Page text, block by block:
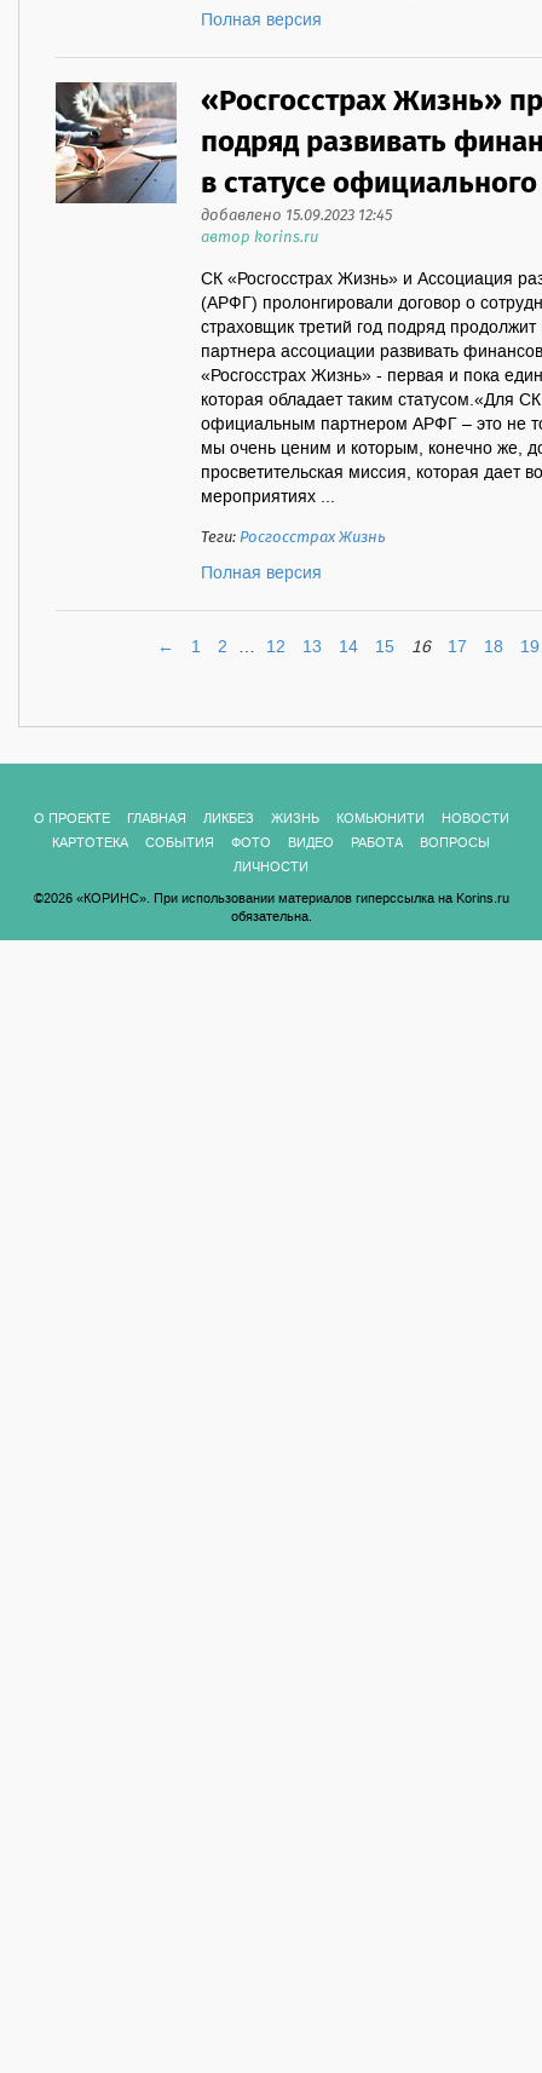
Полная версия
«Росгосстрах Жизнь»
подряд развивать
в статусе
добавлено 15.09.2023 12:45
автор korins.ru
СК «Росгосстрах Жизнь» и Ассоциация
(АРФГ) пролонгировали договор о
страховщик третий год подряд
партнера ассоциации развивать
«Росгосстрах Жизнь» - первая и пока
которая обладает таким статусом.«Для
официальным партнером АРФГ – это не
мы очень ценим и которым, конечно же,
просветительская миссия, которая дает
мероприятиях ...
Теги:Росгосстрах Жизнь
Полная версия
← 1 2 … 12 13 14 15 16 17 18 19
О ПРОЕКТЕ ГЛАВНАЯ ЛИКБЕЗ ЖИЗНЬ КОМЬЮНИТИ
НОВОСТИ
КАРТОТЕКА
СОБЫТИЯ ФОТО ВИДЕО РАБОТА
ВОПРОСЫ
ЛИЧНОСТИ
©2026 «КОРИНС». При использовании материалов гиперссылка на Korins.ru
обязательна.